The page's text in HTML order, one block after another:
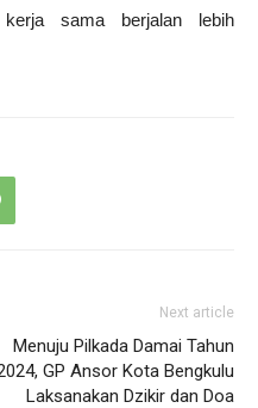
sama berjalan lebih
Next article
Menuju Pilkada Damai Tahun
GP Ansor Kota Bengkulu
Laksanakan Dzikir dan Doa